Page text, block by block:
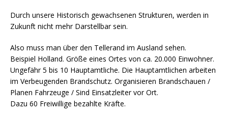
Durch unsere Historisch gewachsenen Strukturen, werden in
Zukunft nicht mehr Darstellbar sein.
Also muss man über den Tellerand im Ausland sehen.
Beispiel Holland. Größe eines Ortes von ca. 20.000 Einwohner.
Ungefähr 5 bis 10 Hauptamtliche. Die Hauptamtlichen arbeiten
im Verbeugenden Brandschutz. Organisieren Brandschauen /
Planen Fahrzeuge / Sind Einsatzleiter vor Ort.
Dazu 60 Freiwillige bezahlte Kräfte.